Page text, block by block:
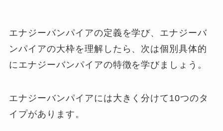
エナジーバンパイアの定義を学び、エナジーバ
ンパイアの大枠を理解したら、次は個別具体的
にエナジーバンパイアの特徴を学びましょう。
エナジーバンパイアには大きく分けて10つのタ
イプがあります。